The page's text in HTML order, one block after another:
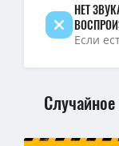
НЕТ
Если